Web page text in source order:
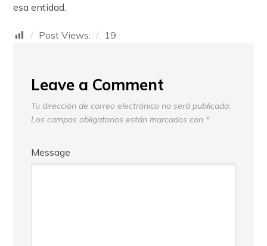
esa entidad.
Post Views: 19
Leave a Comment
Tu dirección de correo electrónico no será publicada.
Los campos obligatorios están marcados con *
Message